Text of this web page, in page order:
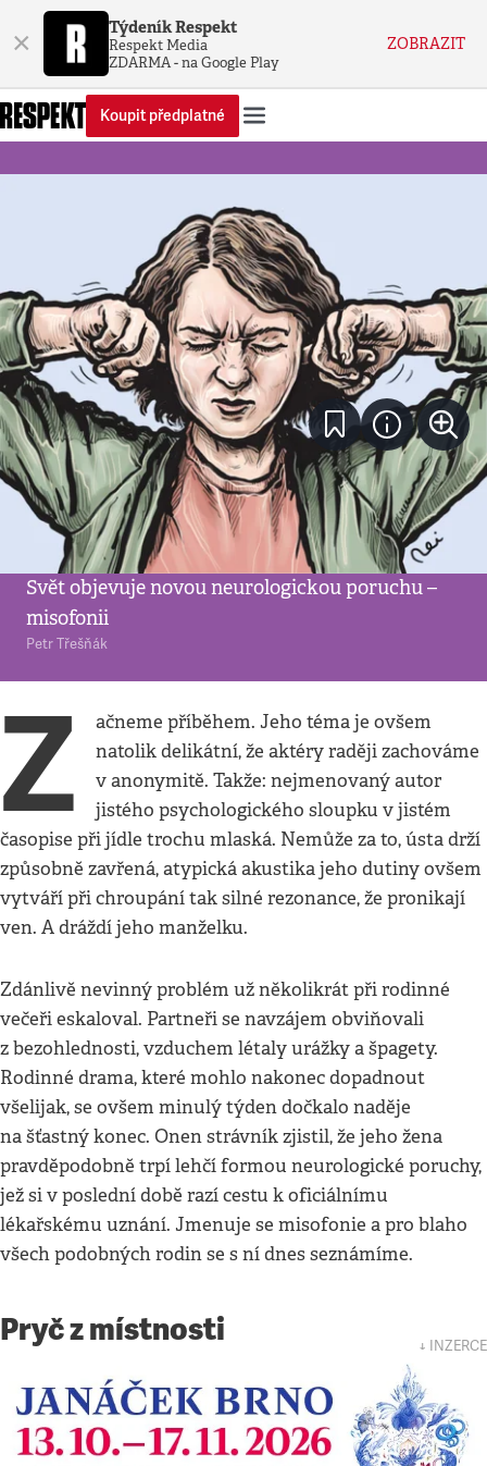
× Týdeník Respekt
Respekt Media
ZDARMA - na Google Play
ZOBRAZIT
Koupit předplatné
Společnost•28. 4. 2018 •4 minuty
Když mlaskání bolí
Svět objevuje novou neurologickou poruchu –
misofonii
Petr Třešňák
Z
ačneme příběhem. Jeho téma je ovšem
natolik delikátní, že aktéry raději zachováme
v anonymitě. Takže: nejmenovaný autor
jistého psychologického sloupku v jistém
časopise při jídle trochu mlaská. Nemůže za to, ústa drží
způsobně zavřená, atypická akustika jeho dutiny ovšem
vytváří při chroupání tak silné rezonance, že pronikají
ven. A dráždí jeho manželku.
Zdánlivě nevinný problém už několikrát při rodinné
večeři eskaloval. Partneři se navzájem obviňovali
z bezohlednosti, vzduchem létaly urážky a špagety.
Rodinné drama, které mohlo nakonec dopadnout
všelijak, se ovšem minulý týden dočkalo naděje
na šťastný konec. Onen strávník zjistil, že jeho žena
pravděpodobně trpí lehčí formou neurologické poruchy,
jež si v poslední době razí cestu k oficiálnímu
lékařskému uznání. Jmenuje se misofonie a pro blaho
všech podobných rodin se s ní dnes seznámíme.
Pryč z místnosti ↓ INZERCE